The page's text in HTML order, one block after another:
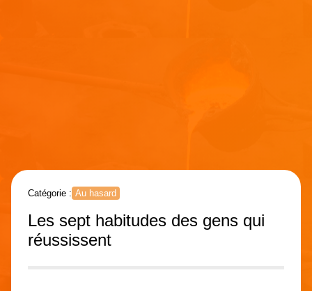
Catégorie : Au hasard
Les sept habitudes des gens qui
réussissent